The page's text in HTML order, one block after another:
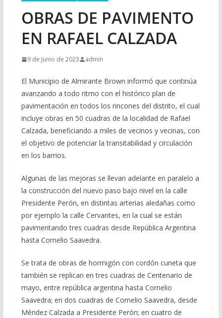
OBRAS DE PAVIMENTO
EN RAFAEL CALZADA
9 de junio de 2023 admin
El Municipio de Almirante Brown informó que continúa
avanzando a todo ritmo con el histórico plan de
pavimentación en todos los rincones del distrito, el cual
incluye obras en 50 cuadras de la localidad de Rafael
Calzada, beneficiando a miles de vecinos y vecinas, con
el objetivo de potenciar la transitabilidad y circulación
en los barrios.
Algunas de las mejoras se llevan adelante en paralelo a
la construcción del nuevo paso bajo nivel en la calle
Presidente Perón, en distintas arterias aledañas como
por ejemplo la calle Cervantes, en la cual se están
pavimentando tres cuadras desde República Argentina
hasta Cornelio Saavedra.
Se trata de obras de hormigón con cordón cuneta que
también se replican en tres cuadras de Centenario de
mayo, entre república argentina hasta Cornelio
Saavedra; en dos cuadras de Cornelio Saavedra, desde
Méndez Calzada a Presidente Perón; en cuatro de